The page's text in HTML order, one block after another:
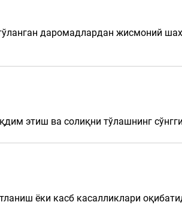
даромадлардан жисмоний
этиш ва солиқни тўлашнинг
ёки касб касалликлари